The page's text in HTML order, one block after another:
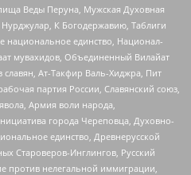
Веды Перуна, Мужская Духовная
К Богодержавию, Таблиги
национальное единство, Национал-
мувахидов, Объединенный Вилайат
Ат-Такфир Валь-Хиджра, Пит
партия России, Славянский союз,
Армия воли народа,
города Череповца, Духовно-
единство, Древнерусской
Староверов-Инглингов, Русский
нелегальной иммиграции,